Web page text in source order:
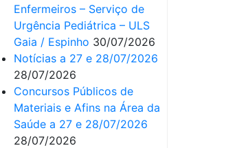
Enfermeiros – Serviço de
Urgência Pediátrica – ULS
Gaia / Espinho 30/07/2026
Notícias a 27 e 28/07/2026
28/07/2026
Concursos Públicos de
Materiais e Afins na Área da
Saúde a 27 e 28/07/2026
28/07/2026